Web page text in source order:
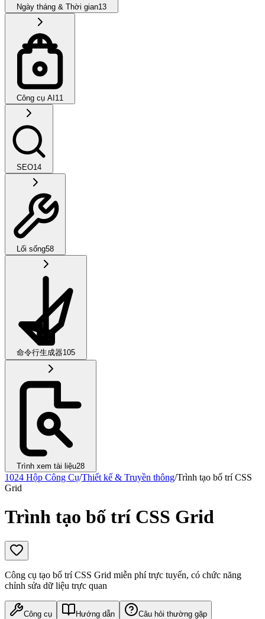
Ngày tháng & Thời gian13
Công cụ AI 11
SEO14
Lối sống58
命令行生成器105
Trình xem tài liệu28
1024 Hộp Công Cụ/Thiết kế & Truyền thông/Trình tạo bố trí CSS
Grid
Trình tạo bố trí CSS Grid
Công cụ tạo bố trí CSS Grid miễn phí trực tuyến, có chức năng
chỉnh sửa dữ liệu trực quan
Công cụ Hướng dẫn Câu hỏi thường gặp